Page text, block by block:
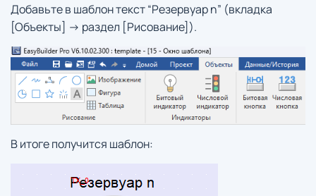
Добавьте в шаблон текст “Резервуар n” (вкладка
[Объекты] -> раздел [Рисование]).
В итоге получится шаблон: